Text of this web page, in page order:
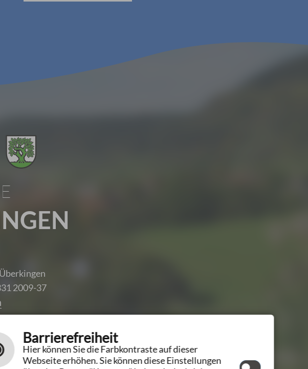
2009-37
Barrierefreiheit
Hier können Sie die Farbkontraste auf dieser
Webseite erhöhen. Sie können diese Einstellungen